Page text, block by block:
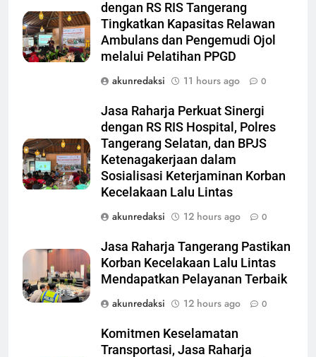
dengan RS RIS Tangerang
Tingkatkan Kapasitas Relawan
Ambulans dan Pengemudi Ojol
melalui Pelatihan PPGD
akunredaksi
11 hours ago 0
Jasa Raharja Perkuat Sinergi
dengan RS RIS Hospital, Polres
Tangerang Selatan, dan BPJS
Ketenagakerjaan dalam
Sosialisasi Keterjaminan Korban
Kecelakaan Lalu Lintas
akunredaksi
12 hours ago 0
Jasa Raharja Tangerang Pastikan
Korban Kecelakaan Lalu Lintas
Mendapatkan Pelayanan Terbaik
akunredaksi
12 hours ago 0
Komitmen Keselamatan
Transportasi, Jasa Raharja